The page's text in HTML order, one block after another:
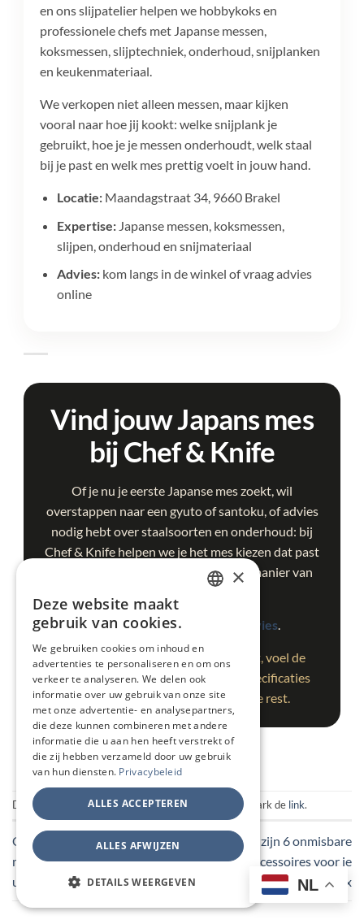
en ons slijpatelier helpen we hobbykoks en
professionele chefs met Japanse messen,
koksmessen, slijptechniek, onderhoud, snijplanken
en keukenmateriaal.
We verkopen niet alleen messen, maar kijken
vooral naar hoe jij kookt: welke snijplank je
gebruikt, hoe je je messen onderhoudt, welk staal
bij je past en welk mes prettig voelt in jouw hand.
Locatie:Maandagstraat 34, 9660 Brakel
Expertise:Japanse messen, koksmessen,
slijpen, onderhoud en snijmateriaal
Advies:kom langs in de winkel of vraag advies
online
Vind jouw Japans mes
bij Chef & Knife
Of je nu je eerste Japanse mes zoekt, wil
overstappen naar een gyuto of santoku, of advies
nodig hebt over staalsoorten en onderhoud: bij
Chef & Knife helpen we je het mes kiezen dat past
bij jouw hand, jouw keuken en jouw manier van
Bekijk de collectie vraag advies.
Tip: neem verschillende messen vast, voel de
balans en vergelijk het snijgevoel. Specificaties
helpen, maar jouw hand vertelt de rest.
Dit bericht is gepost in Weetjes over messen . Bookmark de link.
Onze messenmerken: Japanse
meesters, Europese traditie en
uitzonderlijk vakmanschap
Dit zijn 6 onmisbare
accessoires voor je
Thermomix
NL
GERMAN
ENGLISH
×
Deze website maakt
gebruik van cookies.
We gebruiken cookies om inhoud en
advertenties te personaliseren en om ons
verkeer te analyseren. We delen ook
informatie over uw gebruik van onze site
met onze advertentie- en analysepartners,
die deze kunnen combineren met andere
informatie die u aan hen heeft verstrekt of
die zij hebben verzameld door uw gebruik
van hun diensten. Privacybeleid
ALLES ACCEPTEREN
ALLES AFWIJZEN
DETAILS WEERGEVEN